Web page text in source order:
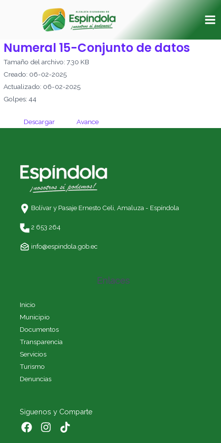
Numeral 15-Conjunto de datos
Tamaño del archivo: 7.30 KB
Creado: 06-02-2025
Actualizado: 06-02-2025
Golpes: 44
Descargar Avance
Bolívar y Pasaje Ernesto Celi, Amaluza - Espíndola
2 653 264
info@espindola.gob.ec
Enlaces
Inicio
Municipio
Documentos
Transparencia
Servicios
Turismo
Denuncias
Siguenos y Comparte